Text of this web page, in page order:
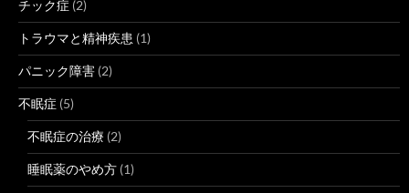
チック症 (2)
トラウマと精神疾患 (1)
パニック障害 (2)
不眠症 (5)
不眠症の治療 (2)
睡眠薬のやめ方 (1)